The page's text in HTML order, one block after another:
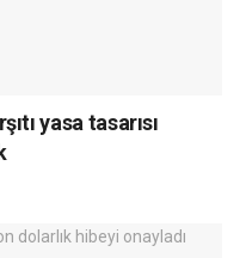
yasa tasarısı